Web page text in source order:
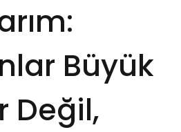
Büyük
Değil,